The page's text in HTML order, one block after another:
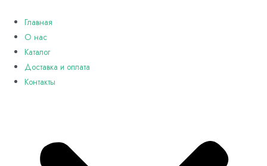
содержимому
Главная
О нас
Каталог
Доставка и оплата
Контакты